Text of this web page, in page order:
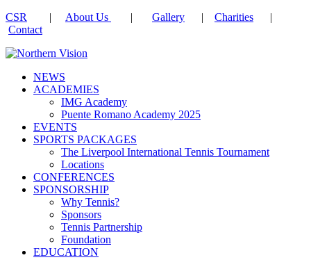
CSR | About Us | Gallery | Charities |
Contact
NEWS
ACADEMIES
IMG Academy
Puente Romano Academy 2025
EVENTS
SPORTS PACKAGES
The Liverpool International Tennis Tournament
Locations
CONFERENCES
SPONSORSHIP
Why Tennis?
Sponsors
Tennis Partnership
Foundation
EDUCATION